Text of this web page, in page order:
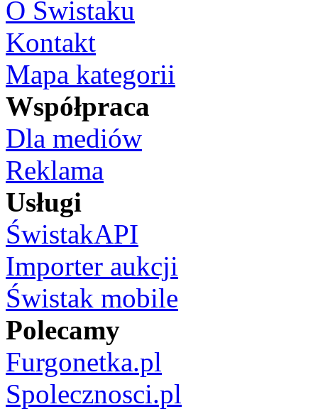
O Świstaku
Kontakt
Mapa kategorii
Współpraca
Dla mediów
Reklama
Usługi
ŚwistakAPI
Importer aukcji
Świstak mobile
Polecamy
Furgonetka.pl
Spolecznosci.pl